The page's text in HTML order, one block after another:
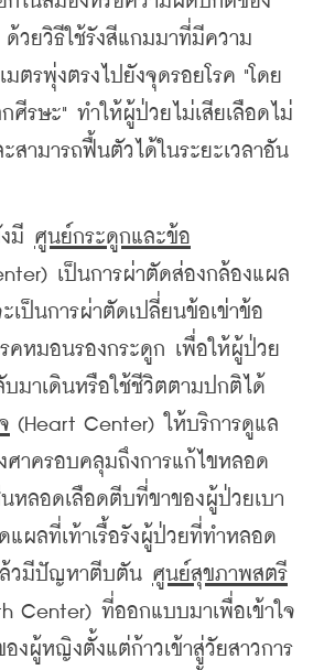
วยวิธีใช้รังสีแกมมาที่มีความ
ตรพุ่งตรงไปยังจุดรอยโรค "โดย
ศีรษะ" ทำให้ผู้ป่วยไม่เสียเลือดไม่
สามารถฟื้นตัวได้ในระยะเวลาอัน
มี ศูนย์กระดูกและข้อ
เป็นการผ่าตัดส่องกล้องแผล
เป็นการผ่าตัดเปลี่ยนข้อเข่าข้อ
คหมอนรองกระดูก เพื่อให้ผู้ป่วย
บมาเดินหรือใช้ชีวิตตามปกติได้
(Heart Center) ให้บริการดูแล
ศาครอบคลุมถึงการแก้ไขหลอด
หลอดเลือดตีบที่ขาของผู้ป่วยเบา
แผลที่เท้าเรื้อรังผู้ป่วยที่ทำหลอด
ล้วมีปัญหาตีบตัน ศูนย์สุขภาพสตรี
Center) ที่ออกแบบมาเพื่อเข้าใจ
งผู้หญิงตั้งแต่ก้าวเข้าสู่วัยสาวการ